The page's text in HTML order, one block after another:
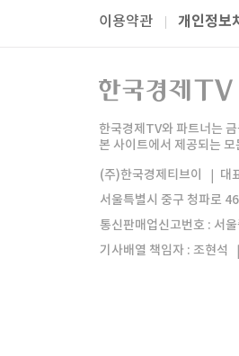
이용약관 개인정보
패밀리사이
한국경제TV
한경미디어그룹
모바일앱
한국경제TV와 파트너는
본 사이트에서 제공되는
(주)한국경제티브이
대
서울특별시 중구 청파로
통신판매업신고번호 : 서
기사배열 책임자 : 조현석